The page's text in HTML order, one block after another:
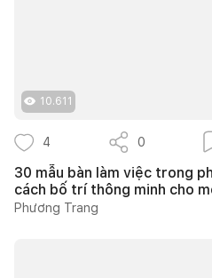
10.611
4 0
30 mẫu bàn làm việc trong
cách bố trí thông minh cho
Phương Trang